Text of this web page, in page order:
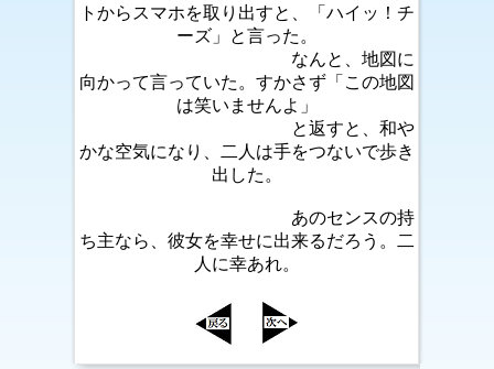
トからスマホを取り出すと、「ハイッ！チ
ーズ」と言った。
なんと、地図に
向かって言っていた。すかさず「この地図
は笑いませんよ」
と返すと、和や
かな空気になり、二人は手をつないで歩き
出した。
あのセンスの持
ち主なら、彼女を幸せに出来るだろう。二
人に幸あれ。